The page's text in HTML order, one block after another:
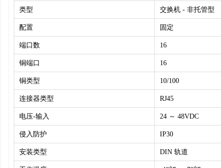
类型 交换机 - 非托管型
配置 固定
端口数 16
铜端口 16
铜类型 10/100
连接器类型 RJ45
电压-输入 24 ～ 48VDC
侵入防护 IP30
安装类型 DIN 轨道